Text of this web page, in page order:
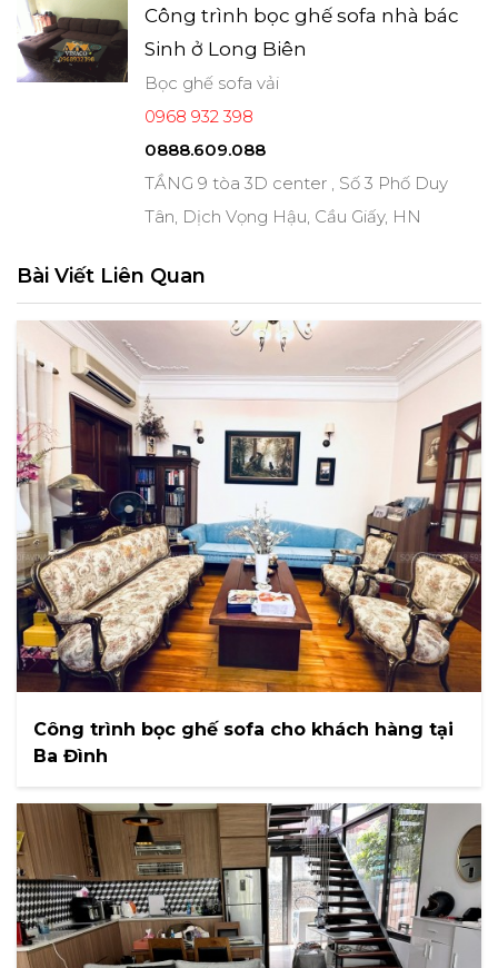
Công trình bọc ghế sofa nhà bác
Sinh ở Long Biên
Bọc ghế sofa vải
0968 932 398
0888.609.088
TẦNG 9 tòa 3D center , Số 3 Phố Duy
Tân, Dịch Vọng Hậu, Cầu Giấy, HN
Bài Viết Liên Quan
Công trình bọc ghế sofa cho khách hàng tại
Ba Đình